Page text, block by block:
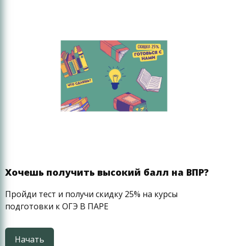
Хочешь получить высокий балл на ВПР?
Пройди тест и получи скидку 25% на курсы
подготовки к ОГЭ В ПАРЕ
Начать